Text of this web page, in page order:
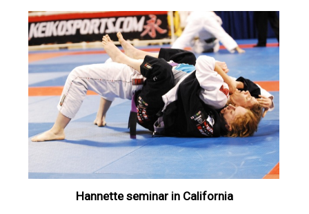
Hannette seminar in California